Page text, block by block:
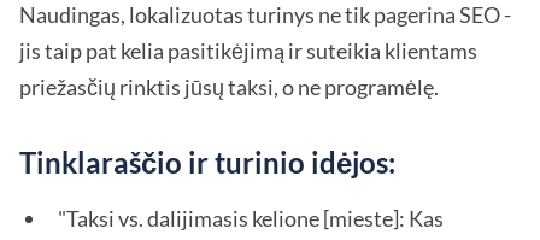
Naudingas, lokalizuotas turinys ne tik pagerina SEO -
jis taip pat kelia pasitikėjimą ir suteikia klientams
priežasčių rinktis jūsų taksi, o ne programėlę.
Tinklaraščio ir turinio idėjos:
"Taksi vs. dalijimasis kelione [mieste]: Kas